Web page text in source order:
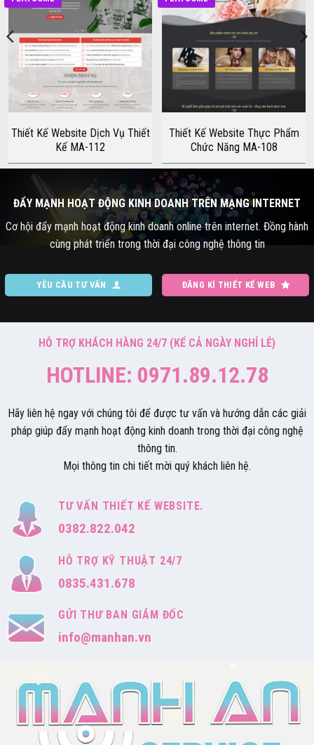
Thiết Kế Website Dịch Vụ Thiết
Kế MA-112
Thiết Kế Website Thực Phẩm
Chức Năng MA-108
ĐẨY MẠNH HOẠT ĐỘNG KINH DOANH TRÊN MẠNG INTERNET
Cơ hội đẩy mạnh hoạt động kinh doanh online trên internet. Đồng hành
cùng phát triển trong thời đại công nghệ thông tin
YÊU CẦU TƯ VẤN ĐĂNG KÍ THIẾT KẾ WEB
HỖ TRỢ KHÁCH HÀNG 24/7 (KỂ CẢ NGÀY NGHỈ LỄ)
HOTLINE: 0971.89.12.78
Hãy liên hệ ngay với chúng tôi để được tư vấn và hướng dẫn các giải
pháp giúp đẩy mạnh hoạt động kinh doanh trong thời đại công nghệ
thông tin.
Mọi thông tin chi tiết mời quý khách liên hệ.
TƯ VẤN THIẾT KẾ WEBSITE.
0382.822.042
HỖ TRỢ KỸ THUẬT 24/7
0835.431.678
GỬI THƯ BAN GIÁM ĐỐC
info@manhan.vn